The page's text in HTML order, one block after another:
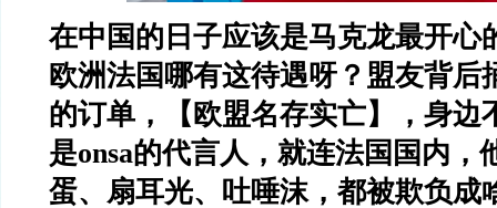
在中国的日子应该是马克龙最开心
欧洲法国哪有这待遇呀？盟友背后
的订单，【欧盟名存实亡】，身边
是onsa的代言人，就连法国国内，
蛋、扇耳光、吐唾沫，都被欺负成